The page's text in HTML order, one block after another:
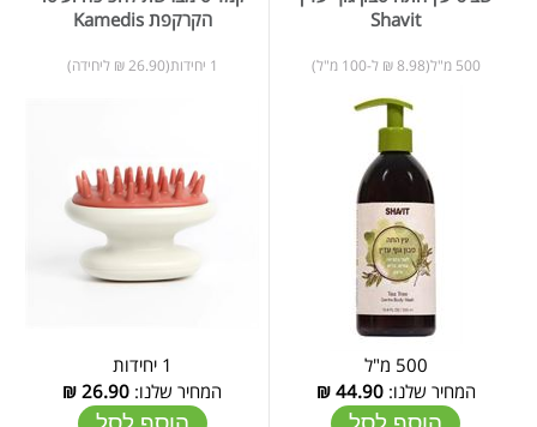
Shavit
500 מ"ל(8.98 ₪ ל-100 מ"ל)
500 מ"ל
המחיר שלנו:44.90
₪
הקרקפת Kamedis
1 יחידות(26.90 ₪ ליחידה)
1 יחידות
המחיר שלנו: 26.90
₪